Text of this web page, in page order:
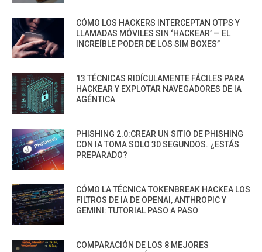
CÓMO LOS HACKERS INTERCEPTAN OTPS Y
LLAMADAS MÓVILES SIN ‘HACKEAR’ — EL
INCREÍBLE PODER DE LOS SIM BOXES”
13 TÉCNICAS RIDÍCULAMENTE FÁCILES PARA
HACKEAR Y EXPLOTAR NAVEGADORES DE IA
AGÉNTICA
PHISHING 2.0:CREAR UN SITIO DE PHISHING
CON IA TOMA SOLO 30 SEGUNDOS. ¿ESTÁS
PREPARADO?
CÓMO LA TÉCNICA TOKENBREAK HACKEA LOS
FILTROS DE IA DE OPENAI, ANTHROPIC Y
GEMINI: TUTORIAL PASO A PASO
COMPARACIÓN DE LOS 8 MEJORES